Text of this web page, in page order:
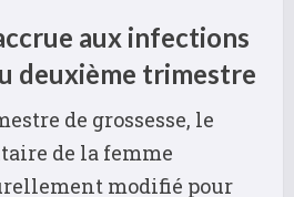
aux infections
deuxième trimestre
de grossesse, le
de la femme
modifié pour